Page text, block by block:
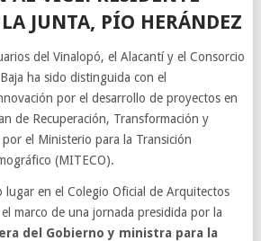
JUNTA, PÍO HERÁNDEZ
del Vinalopó, el Alacantí y el Consorcio
ha sido distinguida con el
por el desarrollo de proyectos en
de Recuperación, Transformación y
el Ministerio para la Transición
(MITECO).
lugar en el Colegio Oficial de Arquitectos
marco de una jornada presidida por la
del Gobierno y ministra para la